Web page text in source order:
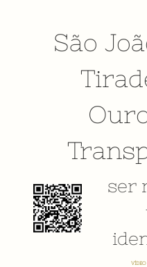
São
ser
E-BOOK: "SER NOBRE É TER IDENTIDADE: